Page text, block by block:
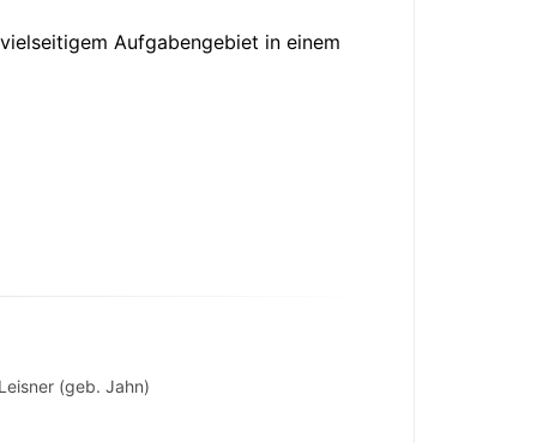
Aufgabengebiet in einem
(geb. Jahn)